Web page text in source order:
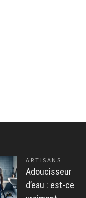
ARTISANS
Adoucisseur
d’eau : est-ce